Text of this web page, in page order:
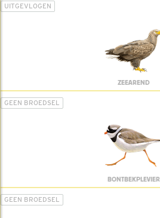
UITGEVLOGEN
ZEEAREND
GEEN BROEDSEL
BONTBEKPLEVIER
GEEN BROEDSEL